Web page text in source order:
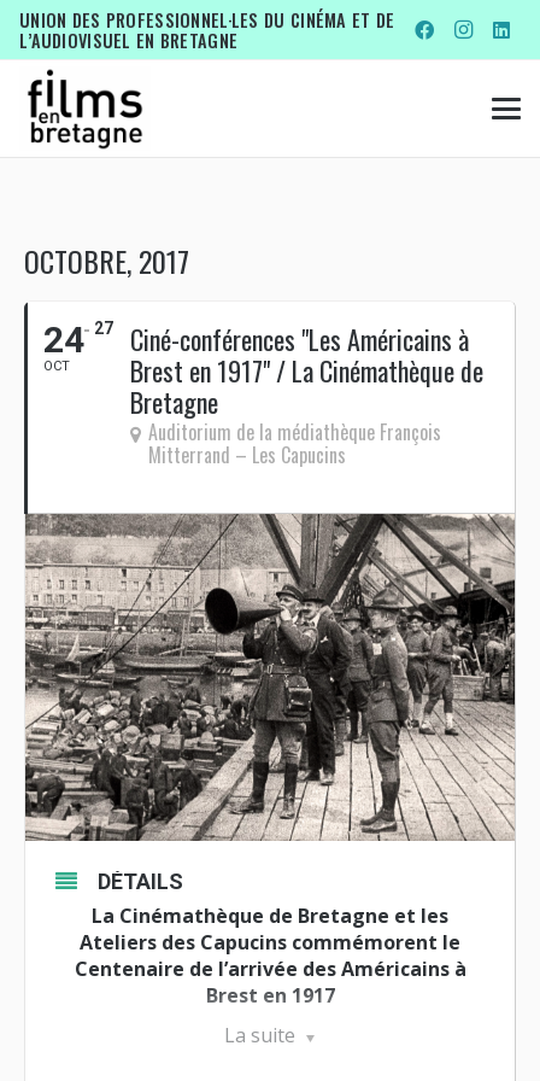
UNION DES PROFESSIONNEL·LES DU CINÉMA ET DE
L’AUDIOVISUEL EN BRETAGNE
OCTOBRE, 2017
24
OCT
27
Ciné-conférences "Les Américains à
Brest en 1917" / La Cinémathèque de
Bretagne
Auditorium de la médiathèque François
Mitterrand – Les Capucins
La suite
DÉTAILS
La Cinémathèque de Bretagne et les
Ateliers des Capucins commémorent le
Centenaire de l’arrivée des Américains à
Brest en 1917